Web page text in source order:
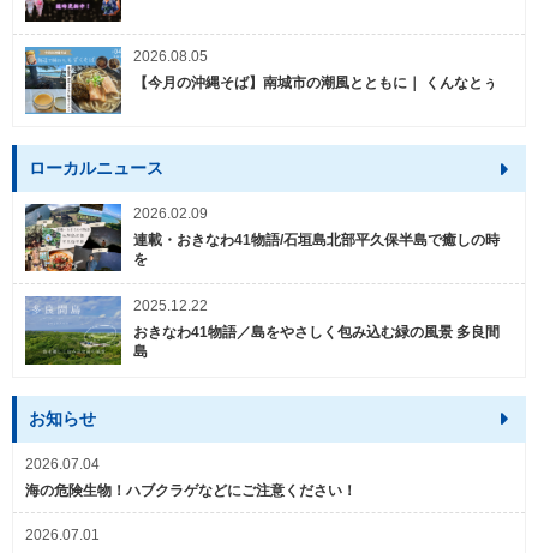
2026.08.05
【今月の沖縄そば】南城市の潮風とともに｜ くんなとぅ
ローカルニュース
2026.02.09
連載・おきなわ41物語/石垣島北部平久保半島で癒しの時
を
2025.12.22
おきなわ41物語／島をやさしく包み込む緑の風景 多良間
島
お知らせ
2026.07.04
海の危険生物！ハブクラゲなどにご注意ください！
2026.07.01